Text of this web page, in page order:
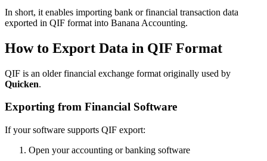
In short, it enables importing bank or financial transaction data
exported in QIF format into Banana Accounting.
How to Export Data in QIF Format
QIF is an older financial exchange format originally used by
Quicken.
Exporting from Financial Software
If your software supports QIF export:
Open your accounting or banking software